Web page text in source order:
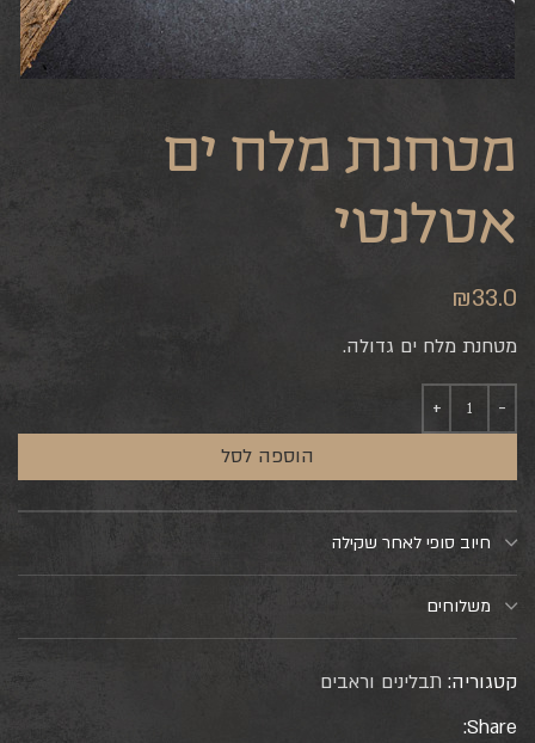
מטחנת מלח ים
אטלנטי
₪33.0
מטחנת מלח ים גדולה.
הוספה לסל
חיוב סופי לאחר שקילה
משלוחים
קטגוריה: תבלינים וראבים
Share: